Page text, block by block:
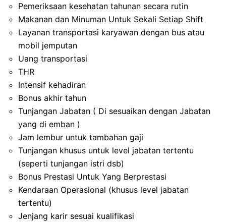
Pemeriksaan kesehatan tahunan secara rutin
Makanan dan Minuman Untuk Sekali Setiap Shift
Layanan transportasi karyawan dengan bus atau
mobil jemputan
Uang transportasi
THR
Intensif kehadiran
Bonus akhir tahun
Tunjangan Jabatan ( Di sesuaikan dengan Jabatan
yang di emban )
Jam lembur untuk tambahan gaji
Tunjangan khusus untuk level jabatan tertentu
(seperti tunjangan istri dsb)
Bonus Prestasi Untuk Yang Berprestasi
Kendaraan Operasional (khusus level jabatan
tertentu)
Jenjang karir sesuai kualifikasi